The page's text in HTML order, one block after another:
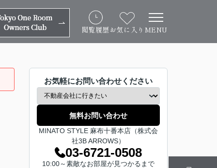
閲覧履歴お気に入り MENU
お気軽にお問い合わせください
無料お問い合わせ
MINATO STYLE 麻布十番本店（株式会
社3B ARROWS）
03-6721-0508
10:00～素敵なお部屋が見つかるまで